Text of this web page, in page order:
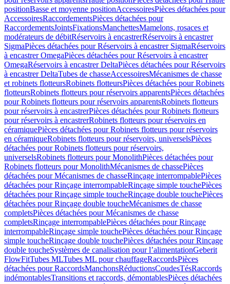
positionBasse et moyenne positionAccessoiresPièces détachées pour
AccessoiresRaccordementsPièces détachées pour
RaccordementsJointsFixationsManchettesMamelons, rosaces et
modérateurs de débitRéservoirs à encastrerRéservoirs à encastrer
SigmaPièces détachées pour Réservoirs à encastrer SigmaRéservoirs
à encastrer OmegaPièces détachées pour Réservoirs à encastrer
OmegaRéservoirs à encastrer DeltaPièces détachées pour Réservoirs
à encastrer DeltaTubes de chasseAccessoiresMécanismes de chasse
et robinets flotteursRobinets flotteursPièces détachées pour Robinets
flotteursRobinets flotteurs pour réservoirs apparentsPièces détachées
pour Robinets flotteurs pour réservoirs apparentsRobinets flotteurs
pour réservoirs à encastrerPièces détachées pour Robinets flotteurs
pour réservoirs à encastrerRobinets flotteurs pour réservoirs en
céramiquePièces détachées pour Robinets flotteurs pour réservoirs
en céramiqueRobinets flotteurs pour réservoirs, universelsPièces
détachées pour Robinets flotteurs pour réservoirs,
universelsRobinets flotteurs pour MonolithPièces détachées pour
Robinets flotteurs pour MonolithMécanismes de chassePièces
détachées pour Mécanismes de chasseRinçage interrompablePièces
détachées pour Rinçage interrompableRinçage simple touchePièces
détachées pour Rinçage simple toucheRinçage double touchePièces
détachées pour Rinçage double toucheMécanismes de chasse
completsPièces détachées pour Mécanismes de chasse
completsRinçage interrompablePièces détachées pour Rinçage
interrompableRinçage simple touchePièces détachées pour Rinçage
simple toucheRinçage double touchePièces détachées pour Rinçage
double toucheSystèmes de canalisation pour l’alimentationGeberit
FlowFitTubes MLTubes ML pour chauffageRaccordsPièces
détachées pour RaccordsManchonsRéductionsCoudesTésRaccords
indémontablesTransitions et raccords, démontablesPièces détachées